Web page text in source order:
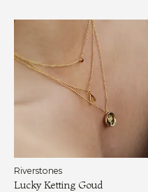
Riverstones
Lucky Ketting Goud